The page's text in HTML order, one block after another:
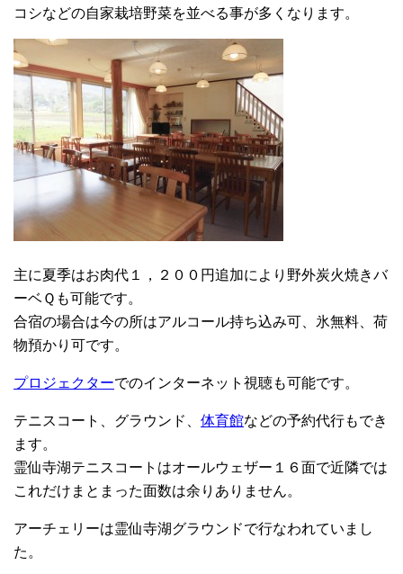
コシなどの自家栽培野菜を並べる事が多くなります。
主に夏季はお肉代１，２００円追加により野外炭火焼きバ
ーベＱも可能です。
合宿の場合は今の所はアルコール持ち込み可、氷無料、荷
物預かり可です。
プロジェクターでのインターネット視聴も可能です。
テニスコート、グラウンド、体育館などの予約代行もでき
ます。
霊仙寺湖テニスコートはオールウェザー１６面で近隣では
これだけまとまった面数は余りありません。
アーチェリーは霊仙寺湖グラウンドで行なわれていまし
た。